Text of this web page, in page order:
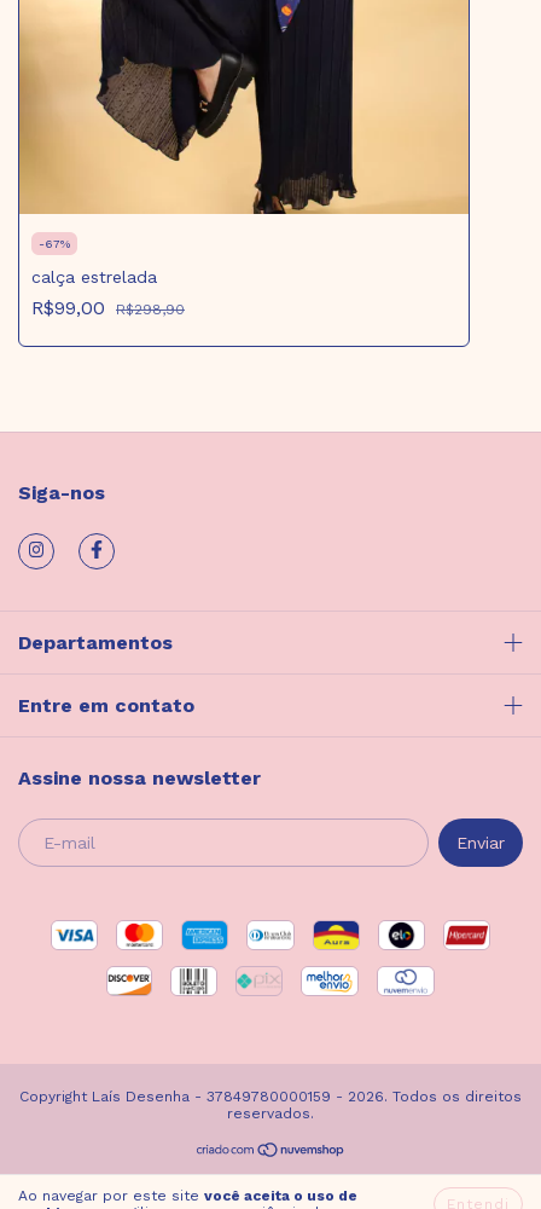
Ao navegar por este site você aceita o uso de
Entendi
-67%
calça estrelada
R$99,00 R$298,90
Siga-nos
Departamentos
Entre em contato
Assine nossa newsletter
Copyright Laís Desenha - 37849780000159 - 2026. Todos os direitos
reservados.